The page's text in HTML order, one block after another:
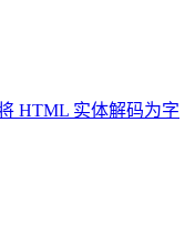
HTML 实体解码为字